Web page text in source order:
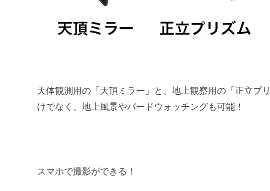
天体観測用の「天頂ミラー」と、地上観察用の「正立プ
けでなく、地上風景やバードウォッチングも可能！
スマホで撮影ができる！